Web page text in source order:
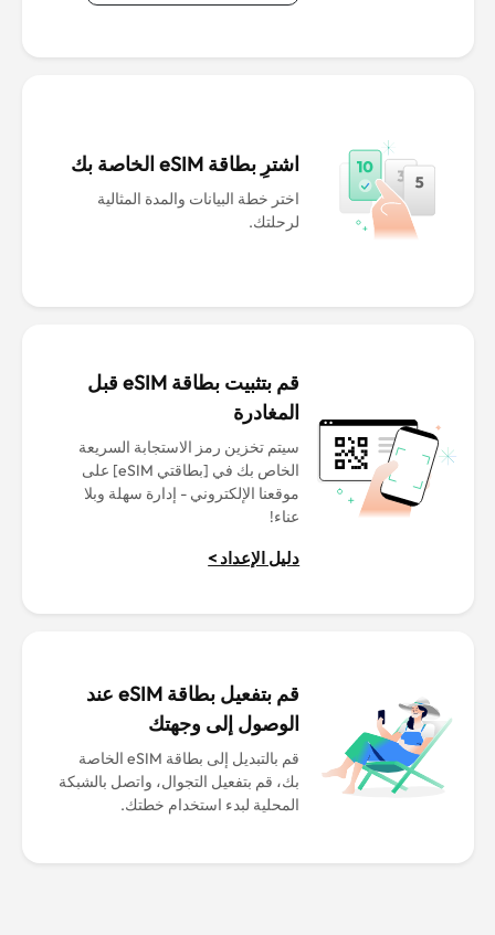
اشترِ بطاقة eSIM الخاصة بك
اختر خطة البيانات والمدة المثالية
لرحلتك.
قم بتثبيت بطاقة eSIM قبل
المغادرة
سيتم تخزين رمز الاستجابة السريعة
الخاص بك في [بطاقتي eSIM] على
موقعنا الإلكتروني - إدارة سهلة وبلا
عناء!
دليل الإعداد >
قم بتفعيل بطاقة eSIM عند
الوصول إلى وجهتك
قم بالتبديل إلى بطاقة eSIM الخاصة
بك، قم بتفعيل التجوال، واتصل بالشبكة
المحلية لبدء استخدام خطتك.